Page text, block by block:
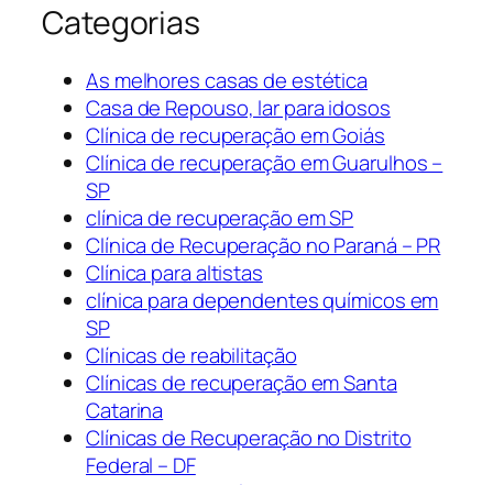
Categorias
As melhores casas de estética
Casa de Repouso, lar para idosos
Clínica de recuperação em Goiás
Clínica de recuperação em Guarulhos –
SP
clínica de recuperação em SP
Clínica de Recuperação no Paraná – PR
Clínica para altistas
clínica para dependentes químicos em
SP
Clínicas de reabilitação
Clínicas de recuperação em Santa
Catarina
Clínicas de Recuperação no Distrito
Federal – DF